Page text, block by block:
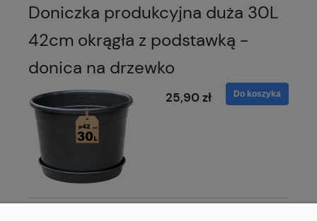
Doniczka produkcyjna duża 30L
42cm okrągła z podstawką -
donica na drzewko
25,90 zł Do koszyka